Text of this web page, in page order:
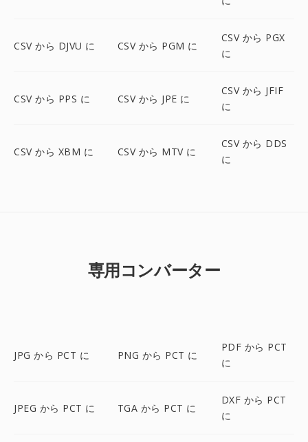
CSV から DJVU に CSV から PGM に
CSV から PGX
に
CSV から PPS に CSV から JPE に
CSV から JFIF
に
CSV から XBM に CSV から MTV に
CSV から DDS
に
専用コンバーター
JPG から PCT に PNG から PCT に
PDF から PCT
に
JPEG から PCT に TGA から PCT に
DXF から PCT
に